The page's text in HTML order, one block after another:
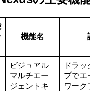
機能名
ビジュアル
マルチエー
ジェントキ
ドラッ
プでエ
ワーク